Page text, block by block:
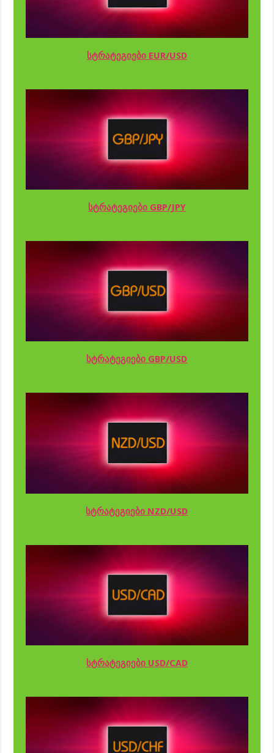
სტრატეგიები EUR/USD
სტრატეგიები GBP/JPY
სტრატეგიები GBP/USD
სტრატეგიები NZD/USD
სტრატეგიები USD/CAD